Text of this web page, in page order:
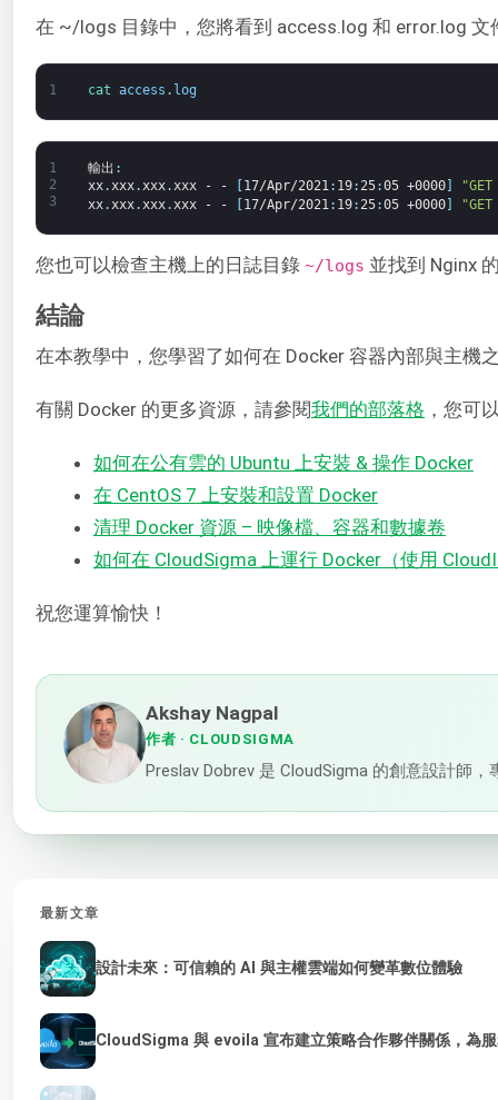
在 ~/logs 目錄中，您將看到 access.log 和 error.log
1 cat access . log
1
2
3
輸出 :
xx.xxx.xxx.xxx - - 17/Apr/2021: 19: 25:05 +0000]
xx.xxx.xxx.xxx - - 17/Apr/2021: 19: 25:05 +0000]
您也可以檢查主機上的日誌目錄 ~/logs 並找到 Nginx
結論
在本教學中，您學習了如何在 Docker 容器內部與主機
有關 Docker 的更多資源，請參閱我們的部落格 ，您可
如何在公有雲的 Ubuntu 上安裝 & 操作 Docker
在 CentOS 7 上安裝和設置 Docker
清理 Docker 資源 – 映像檔、容器和數據卷
如何在 CloudSigma 上運行 Docker（使用
祝您運算愉快！
Akshay Nagpal
作者 · CLOUDSIGMA
Preslav Dobrev 是 CloudSigma 的創意設計師
最新文章
設計未來：可信賴的 AI 與主權雲端如何變革數位體驗
CloudSigma 與 evoila 宣布建立策略合作夥伴關係，為